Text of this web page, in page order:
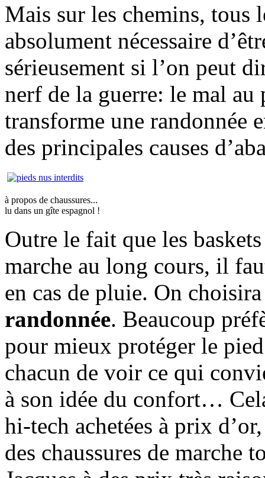
Mais sur les chemins, tous
absolument nécessaire
sérieusement si l’on peut
nerf de la guerre: le mal au
transforme une randonnée
des principales causes
à propos de chaussures...
lu dans un gîte espagnol !
Outre le fait que les
marche au long cours, il
en cas de pluie. On
randonnée. Beaucoup
pour mieux protéger le
chacun de voir ce qui
à son idée du confort…
hi-tech achetées à prix
des chaussures de marche